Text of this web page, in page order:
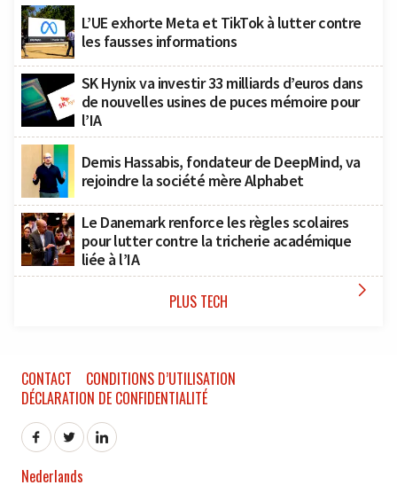
L’UE exhorte Meta et TikTok à lutter contre
les fausses informations
SK Hynix va investir 33 milliards d’euros dans
de nouvelles usines de puces mémoire pour
l’IA
Demis Hassabis, fondateur de DeepMind, va
rejoindre la société mère Alphabet
Le Danemark renforce les règles scolaires
pour lutter contre la tricherie académique
liée à l’IA
PLUS TECH 
CONTACT
CONDITIONS D’UTILISATION
DÉCLARATION DE CONFIDENTIALITÉ
Nederlands